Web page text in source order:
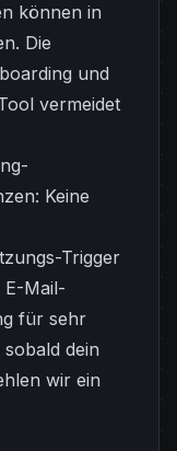
können in
Die
und
vermeidet
Keine
Trigger
E-Mail-
für sehr
dein
wir ein